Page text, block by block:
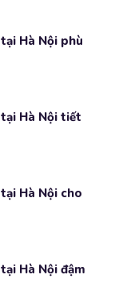
Hà Nội phù
Hà Nội tiết
Hà Nội cho
Hà Nội đậm